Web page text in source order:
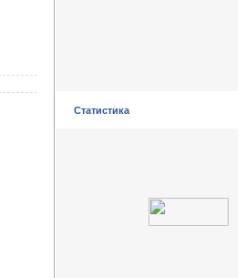
Статистика